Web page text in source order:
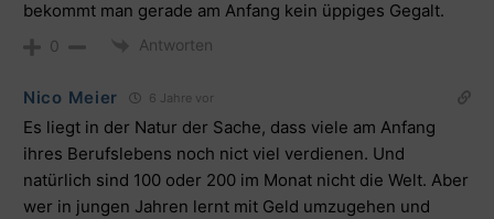
bekommt man gerade am Anfang kein üppiges Gegalt.
0 Antworten
Nico Meier 6 Jahre vor
Es liegt in der Natur der Sache, dass viele am Anfang
ihres Berufslebens noch nict viel verdienen. Und
natürlich sind 100 oder 200 im Monat nicht die Welt. Aber
wer in jungen Jahren lernt mit Geld umzugehen und